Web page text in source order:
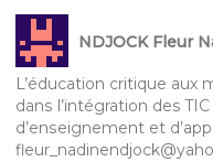
NDJOCK Fleur
L’éducation critique aux
dans l’intégration des
d’enseignement et